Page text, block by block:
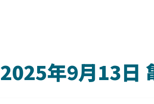
2025年9月13日